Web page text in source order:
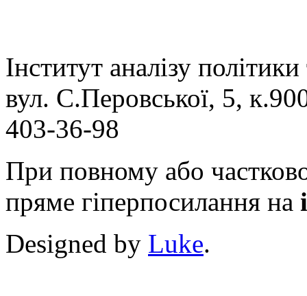
Інститут аналізу
вул. С.Перовської, 5,
403-36-98
При повному або
пряме гіперпосилання на
Designed by Luke.